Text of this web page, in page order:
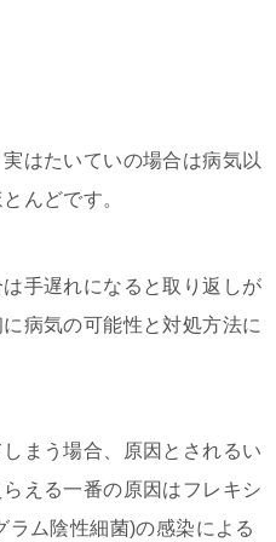
はたいていの場合は病気以
んどです。
手遅れになると取り返しが
病気の可能性と対処方法に
まう場合、原因とされるい
える一番の原因はフレキシ
ム陰性細菌)の感染による